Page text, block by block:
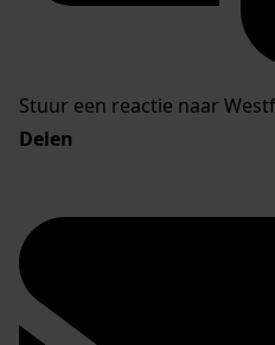
Stuur een reactie naar
Delen